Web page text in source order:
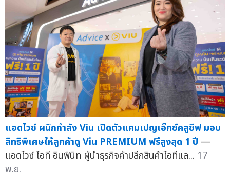
แอดไวซ์ ผนึกกำลัง Viu เปิดตัวแคมเปญเอ็กซ์คลูซีฟ มอบ
สิทธิพิเศษให้ลูกค้าดู Viu PREMIUM ฟรีสูงสุด 1 ปี —
แอดไวซ์ ไอที อินฟินิท ผู้นำธุรกิจค้าปลีกสินค้าไอทีแล... 17
พ.ย.